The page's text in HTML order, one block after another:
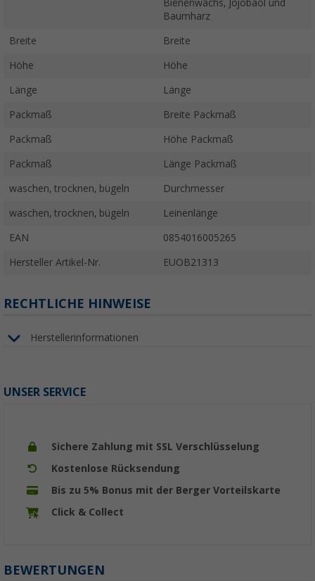
Bienenwachs, Jojobaöl und
Baumharz
Breite Breite
Höhe Höhe
Länge Länge
Packmaß Breite Packmaß
Packmaß Höhe Packmaß
Packmaß Länge Packmaß
waschen, trocknen, bügeln Durchmesser
waschen, trocknen, bügeln Leinenlänge
EAN 0854016005265
Hersteller Artikel-Nr. EUOB21313
RECHTLICHE HINWEISE
Herstellerinformationen
UNSER SERVICE
Sichere Zahlung mit SSL Verschlüsselung
Kostenlose Rücksendung
Bis zu 5% Bonus mit der Berger Vorteilskarte
Click & Collect
BEWERTUNGEN